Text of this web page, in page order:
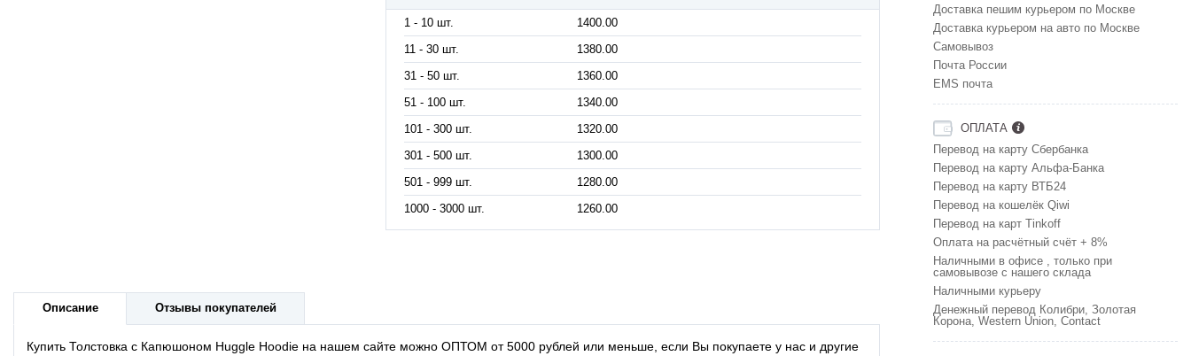
1 - 10 шт.
1400.00
11 - 30 шт.
1380.00
31 - 50 шт.
1360.00
51 - 100 шт.
1340.00
101 - 300 шт.
1320.00
301 - 500 шт.
1300.00
501 - 999 шт.
1280.00
1000 - 3000 шт.
1260.00
Описание Отзывы покупателей
Купить Толстовка с Капюшоном Huggle Hoodie на нашем сайте можно ОПТОМ от 5000 рублей или меньше, если Вы покупаете у нас и другие
Доставка пешим курьером по Москве
Доставка курьером на авто по Москве
Самовывоз
Почта России
EMS почта
ОПЛАТА
Перевод на карту Сбербанка
Перевод на карту Альфа-Банка
Перевод на карту ВТБ24
Перевод на кошелёк Qiwi
Перевод на карт Tinkoff
Оплата на расчётный счёт + 8%
Наличными в офисе , только при
самовывозе с нашего склада
Наличными курьеру
Денежный перевод Колибри, Золотая
Корона, Western Union, Contact